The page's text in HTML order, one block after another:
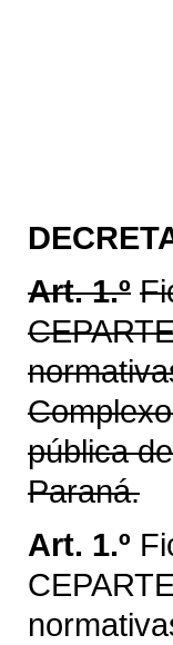
Art. 1.º
pública
Paraná.
Art. 1.º